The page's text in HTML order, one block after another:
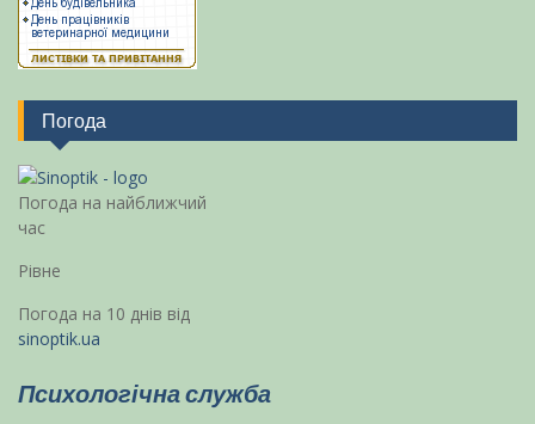
Погода
Погода на найближчий
час
Рівне
Погода на 10 днів від
sinoptik.ua
Психологічна служба